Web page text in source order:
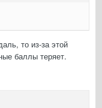
то из-за этой
баллы теряет.